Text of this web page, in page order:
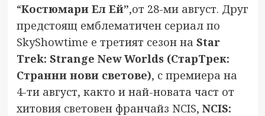
“Костюмари Ел Ей”,от 28-ми август. Друг
предстоящ емблематичен сериал по
SkyShowtime е третият сезон на Star
Trek: Strange New Worlds (СтарТрек:
Странни нови светове), с премиера на
4-ти август, както и най-новата част от
хитовия световен франчайз NCIS, NCIS: